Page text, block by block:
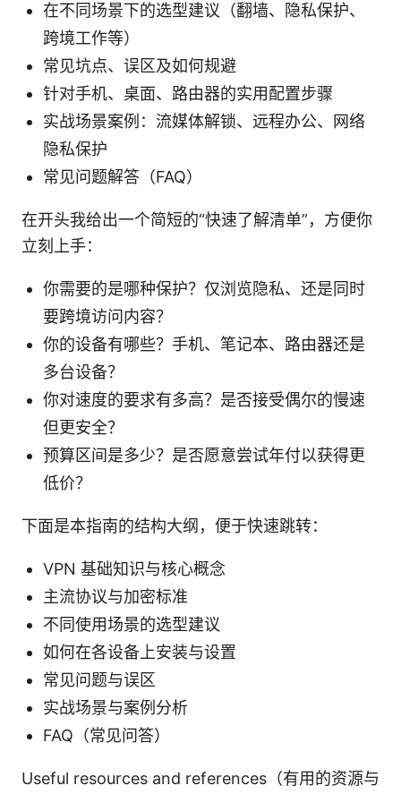
在不同场景下的选型建议（翻墙、隐私保护、
跨境工作等）
常见坑点、误区及如何规避
针对手机、桌面、路由器的实用配置步骤
实战场景案例：流媒体解锁、远程办公、网络
隐私保护
常见问题解答（FAQ）
在开头我给出一个简短的“快速了解清单”，方便你
立刻上手：
你需要的是哪种保护？仅浏览隐私、还是同时
要跨境访问内容？
你的设备有哪些？手机、笔记本、路由器还是
多台设备？
你对速度的要求有多高？是否接受偶尔的慢速
但更安全？
预算区间是多少？是否愿意尝试年付以获得更
低价？
下面是本指南的结构大纲，便于快速跳转：
VPN 基础知识与核心概念
主流协议与加密标准
不同使用场景的选型建议
如何在各设备上安装与设置
常见问题与误区
实战场景与案例分析
FAQ（常见问答）
Useful resources and references（有用的资源与